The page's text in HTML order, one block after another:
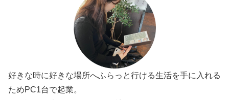
好きな時に好きな場所へふらっと行ける生活を手に入れる
ためPC1台で起業。